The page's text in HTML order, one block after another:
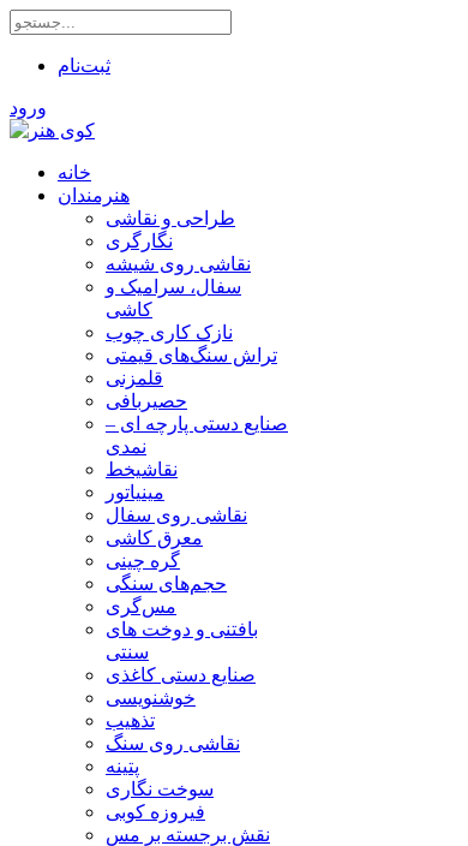
ثبت‌نام
ورود
خانه
هنرمندان
طراحی و نقاشی
نگارگری
نقاشی روی شیشه
سفال، سرامیک و
کاشی
نازک کاری چوب
تراش سنگ‌های قیمتی
قلمزنی
حصیربافی
صنایع دستی پارچه ای –
نمدی
نقاشیخط
مینیاتور
نقاشی روی سفال
معرق کاشی
گره چینی
حجم‌های سنگی
مس‌گری
بافتنی‌ و دوخت های
سنتی
صنایع دستی کاغذی
خوشنویسی
تذهیب
نقاشی روی سنگ
پتینه
سوخت نگاری
فیروزه کوبی
نقش برجسته بر مس